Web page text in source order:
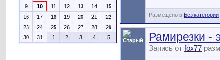
Размещено в Без категории
Рамирезки -
Запись от fox77
9
10 11 12 13 14
15
16
17 18 19 20 21
22
23
24 25 26 27 28
29
30
31 1 2 3 4 5